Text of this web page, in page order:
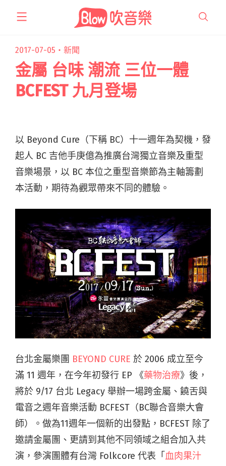
2017-07-05・ 新聞
金屬 台味 潮流 三位一體
BCFEST 九月登場
以 Beyond Cure（下稱 BC）十一週年為契機，發
起人 BC 吉他手庚億為推廣台灣獨立音樂及重型
音樂場景，以 BC 本位之重型音樂節為主軸籌劃
本活動，期待為觀眾帶來不同的體驗。
台北金屬樂團 BEYOND CURE 於 2006 成立至今
滿 11 週年，在今年初發行 EP 《藥物治療》後，
將於 9/17 台北 Legacy 舉辦一場跨金屬、饒舌與
電音之週年音樂活動 BCFEST（BC聯合音樂大會
師）。做為11週年一個新的出發點，BCFEST 除了
邀請金屬團、更請到其他不同領域之組合加入共
演，參演團體有台灣 Folkcore 代表「 血肉果汁